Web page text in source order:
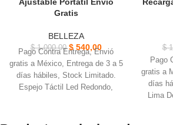
Gratis
BELLEZA
$1.000,00 $540,00
Pago Contra Entrega, Envió
gratis a México, Entrega de 3 a 5
días hábiles, Stock Limitado.
Espejo Táctil Led Redondo,
Permite iluminar tu rostro de
$
Pago
gratis a
días
Lima